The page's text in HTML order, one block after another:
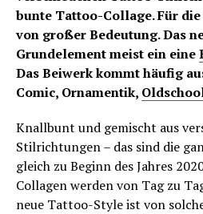
bunte Tattoo-Collage. Für
von großer Bedeutung. Das
Grundelement meist ein eine
Das Beiwerk kommt häufig
Comic, Ornamentik,
Knallbunt und gemischt aus
Stilrichtungen – das sind die
gleich zu Beginn des Jahres
Collagen werden von Tag zu
neue Tattoo-Style ist von